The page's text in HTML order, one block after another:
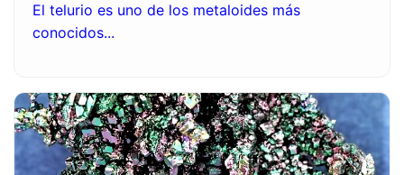
El telurio es uno de los metaloides más
conocidos...